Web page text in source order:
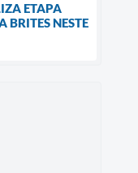
ETAPA
BRITES NESTE